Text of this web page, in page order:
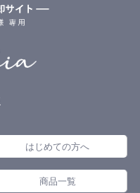
はじめての方へ
商品一覧